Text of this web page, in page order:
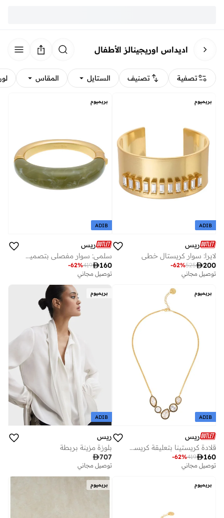
اديداس اوريجينالز الأطفال
تصفية تصنيف الستايل المقاس
بريميوم
ADIB
ريس
لايرا: سوار كريستال خطي
200
525
-62%
توصيل مجاني
بريميوم
ADIB
ريس
سلمى: سوار مفصلي بتصميم سكوب
160
419
-62%
توصيل مجاني
بريميوم
ADIB
ريس
قلادة كريستينا بتعليقة كريستال صخري مينا
160
419
-62%
توصيل مجاني
بريميوم
ADIB
ريس
بلوزة مزينة بربطة
707
توصيل مجاني
بريميوم بريميوم